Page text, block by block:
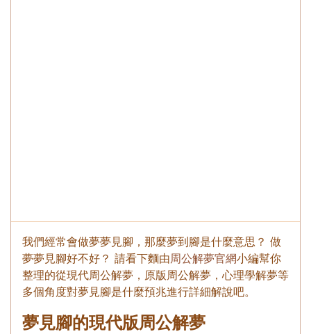
我們經常會做夢夢見腳，那麼夢到腳是什麼意思？ 做
夢夢見腳好不好？ 請看下麵由周公解夢官網小編幫你
整理的從現代周公解夢，原版周公解夢，心理學解夢等
多個角度對夢見腳是什麼預兆進行詳細解說吧。
夢見腳的現代版周公解夢